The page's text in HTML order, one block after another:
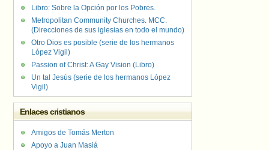
Libro: Sobre la Opción por los Pobres.
Metropolitan Community Churches. MCC.
(Direcciones de sus iglesias en todo el mundo)
Otro Dios es posible (serie de los hermanos
López Vigil)
Passion of Christ: A Gay Vision (Libro)
Un tal Jesús (serie de los hermanos López
Vigil)
Enlaces cristianos
Amigos de Tomás Merton
Apoyo a Juan Masiá